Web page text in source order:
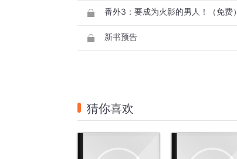
番外3：要成为火影的男人！（免费）
新书预告
猜你喜欢